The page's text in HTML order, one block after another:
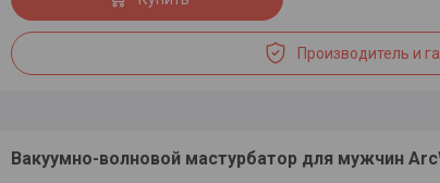
Производитель и
Вакуумно-волновой мастурбатор для мужчин